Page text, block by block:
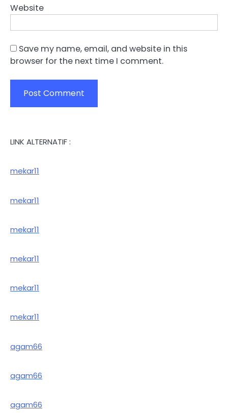
Website
Save my name, email, and website in this
browser for the next time I comment.
LINK ALTERNATIF :
mekar11
mekar11
mekar11
mekar11
mekar11
mekar11
agam66
agam66
agam66